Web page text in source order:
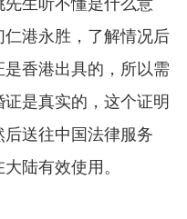
港永胜，了解情况后
香港出具的，所以需
是真实的，这个证明
送往中国法律服务
陆有效使用。